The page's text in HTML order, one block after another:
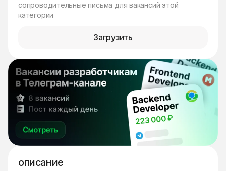
сопроводительные письма для вакансий этой
категории
Загрузить
описание